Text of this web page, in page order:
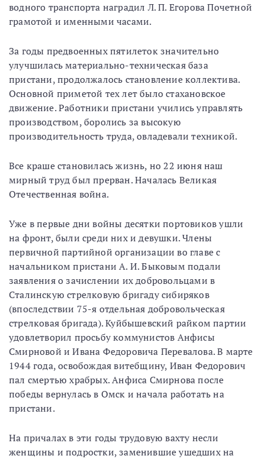
водного транспорта наградил Л. П. Егорова Почетной
грамотой и именными часами.
За годы предвоенных пятилеток значительно
улучшилась материально-техническая база
пристани, продолжалось становление коллектива.
Основной приметой тех лет было стахановское
движение. Работники пристани учились управлять
производством, боролись за высокую
производительность труда, овладевали техникой.
Все краше становилась жизнь, но 22 июня наш
мирный труд был прерван. Началась Великая
Отечественная война.
Уже в первые дни войны десятки портовиков ушли
на фронт, были среди них и девушки. Члены
первичной партийной организации во главе с
начальником пристани А. И. Быковым подали
заявления о зачислении их добровольцами в
Сталинскую стрелковую бригаду сибиряков
(впоследствии 75-я отдельная добровольческая
стрелковая бригада). Куйбышевский райком партии
удовлетворил просьбу коммунистов Анфисы
Смирновой и Ивана Федоровича Перевалова. В марте
1944 года, освобождая витебщину, Иван Федорович
пал смертью храбрых. Анфиса Смирнова после
победы вернулась в Омск и начала работать на
пристани.
На причалах в эти годы трудовую вахту несли
женщины и подростки, заменившие ушедших на